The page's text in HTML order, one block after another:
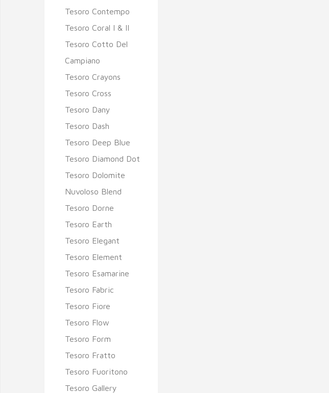
Tesoro Contempo
Tesoro Coral I & II
Tesoro Cotto Del
Campiano
Tesoro Crayons
Tesoro Cross
Tesoro Dany
Tesoro Dash
Tesoro Deep Blue
Tesoro Diamond Dot
Tesoro Dolomite
Nuvoloso Blend
Tesoro Dorne
Tesoro Earth
Tesoro Elegant
Tesoro Element
Tesoro Esamarine
Tesoro Fabric
Tesoro Fiore
Tesoro Flow
Tesoro Form
Tesoro Fratto
Tesoro Fuoritono
Tesoro Gallery